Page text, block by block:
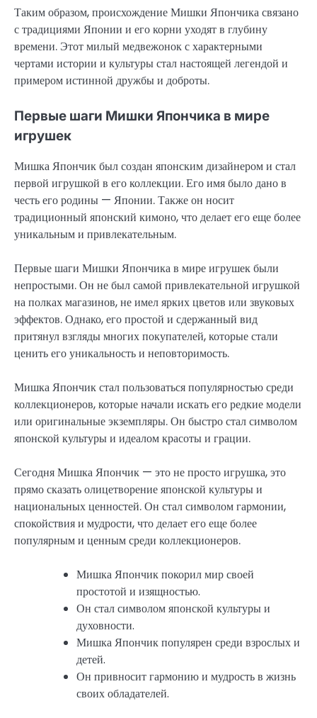
Таким образом, происхождение Мишки Япончика связано
с традициями Японии и его корни уходят в глубину
времени. Этот милый медвежонок с характерными
чертами истории и культуры стал настоящей легендой и
примером истинной дружбы и доброты.
Первые шаги Мишки Япончика в мире
игрушек
Мишка Япончик был создан японским дизайнером и стал
первой игрушкой в его коллекции. Его имя было дано в
честь его родины — Японии. Также он носит
традиционный японский кимоно, что делает его еще более
уникальным и привлекательным.
Первые шаги Мишки Япончика в мире игрушек были
непростыми. Он не был самой привлекательной игрушкой
на полках магазинов, не имел ярких цветов или звуковых
эффектов. Однако, его простой и сдержанный вид
притянул взгляды многих покупателей, которые стали
ценить его уникальность и неповторимость.
Мишка Япончик стал пользоваться популярностью среди
коллекционеров, которые начали искать его редкие модели
или оригинальные экземпляры. Он быстро стал символом
японской культуры и идеалом красоты и грации.
Сегодня Мишка Япончик — это не просто игрушка, это
прямо сказать олицетворение японской культуры и
национальных ценностей. Он стал символом гармонии,
спокойствия и мудрости, что делает его еще более
популярным и ценным среди коллекционеров.
Мишка Япончик покорил мир своей
простотой и изящностью.
Он стал символом японской культуры и
духовности.
Мишка Япончик популярен среди взрослых и
детей.
Он привносит гармонию и мудрость в жизнь
своих обладателей.